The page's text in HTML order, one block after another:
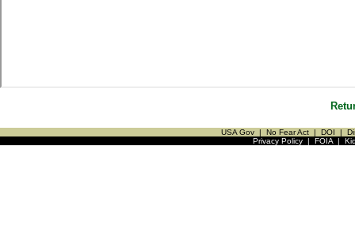
USA Gov | No Fear Act | DOI |
Privacy Policy| FOIA|